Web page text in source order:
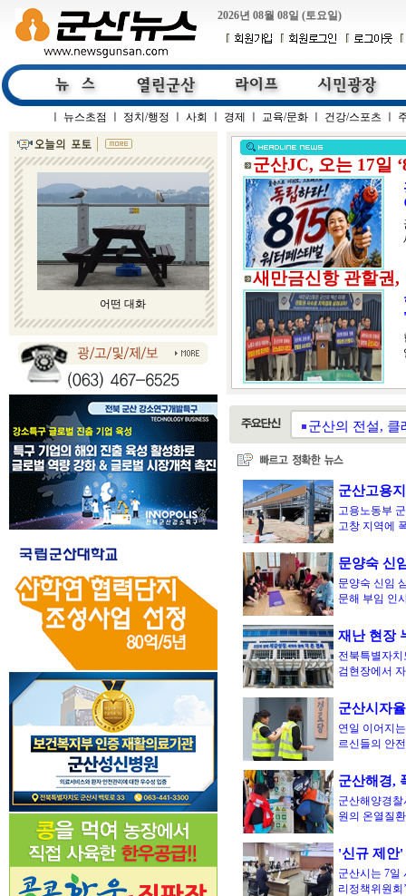
2026년 08월 08일 (토요일)
뉴스초점 정치/행정 사회 경제 교육/문화 건강/스포츠
어떤 대화
군산JC, 오는 17일
새만금신항 관할권,
군산의 전설, 클
군산한마음지
군산고용
고용노동부
고창 지역에
문양숙 신
문양숙 신임
문해 부임 인
재난 현장
전북특별자
검현장에서
군산시자
연일 이어지
르신들의 안
군산해경,
군산해양경
원의 온열질
'신규 제안'
군산시는 7일
리정책위원회